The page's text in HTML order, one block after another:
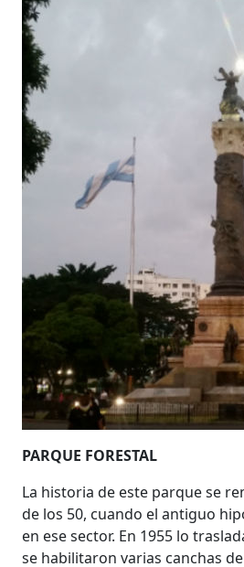
PARQUE FORESTAL
La historia de este parque se
de los 50, cuando el antiguo
en ese sector. En 1955 lo
se habilitaron varias canchas